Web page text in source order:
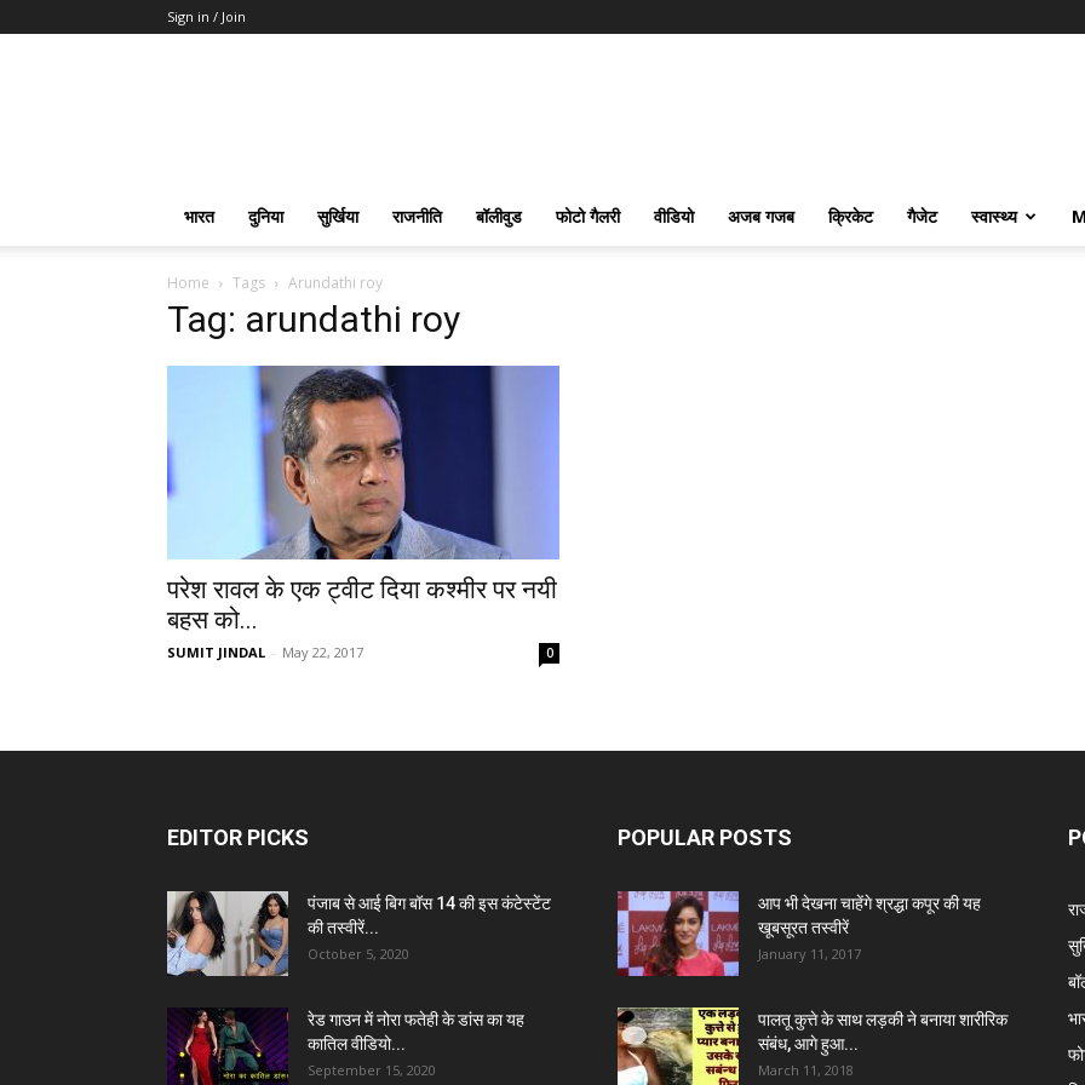
Sign in / Join
भारत दुनिया सुर्खिया राजनीति बॉलीवुड फोटो गैलरी वीडियो अजब गजब क्रिकेट गैजेट स्वास्थ्य
Home Tags Arundathi roy
Tag: arundathi roy
परेश रावल के एक ट्वीट दिया कश्मीर पर नयी
बहस को...
SUMIT JINDAL - May 22, 2017 0
EDITOR PICKS
पंजाब से आई बिग बॉस 14 की इस कंटेस्टेंट
की तस्वीरें...
October 5, 2020
रेड गाउन में नोरा फतेही के डांस का यह
कातिल वीडियो...
September 15, 2020
POPULAR POSTS
आप भी देखना चाहेंगे श्रद्धा कपूर की यह
खूबसूरत तस्वीरें
January 11, 2017
पालतू कुत्ते के साथ लड़की ने बनाया शारीरिक
संबंध, आगे हुआ...
March 11, 2018